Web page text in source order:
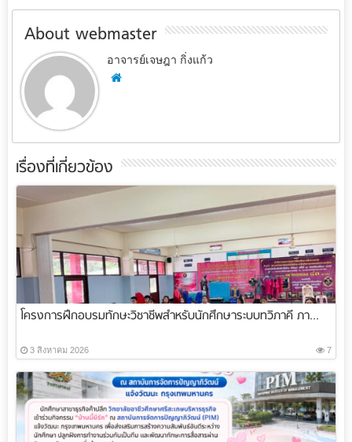
About webmaster
อาจารย์เจษฎา กิ่งแก้ว
เรื่องที่เกี่ยวข้อง
โครงการฝึกอบรมทักษะวิชาชีพสำหรับนักศึกษาระบบทวิภาคี ภา...
3 สิงหาคม 2026 7